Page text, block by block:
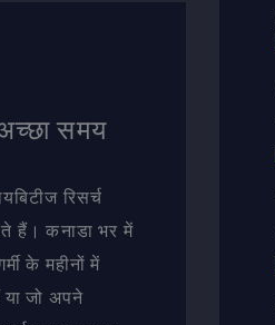
समय
रिसर्च
हैं। कनाडा भर में
के महीनों में
जो अपने